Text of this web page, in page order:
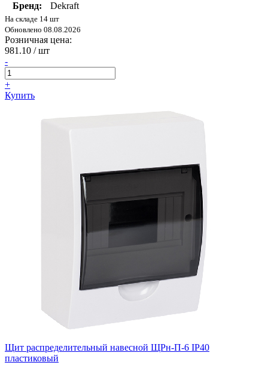
Бренд:
Dekraft
На складе 14 шт
Обновлено 08.08.2026
Розничная цена:
981.10 / шт
-
+
Купить
Щит распределительный навесной ЩРн-П-6 IP40
пластиковый